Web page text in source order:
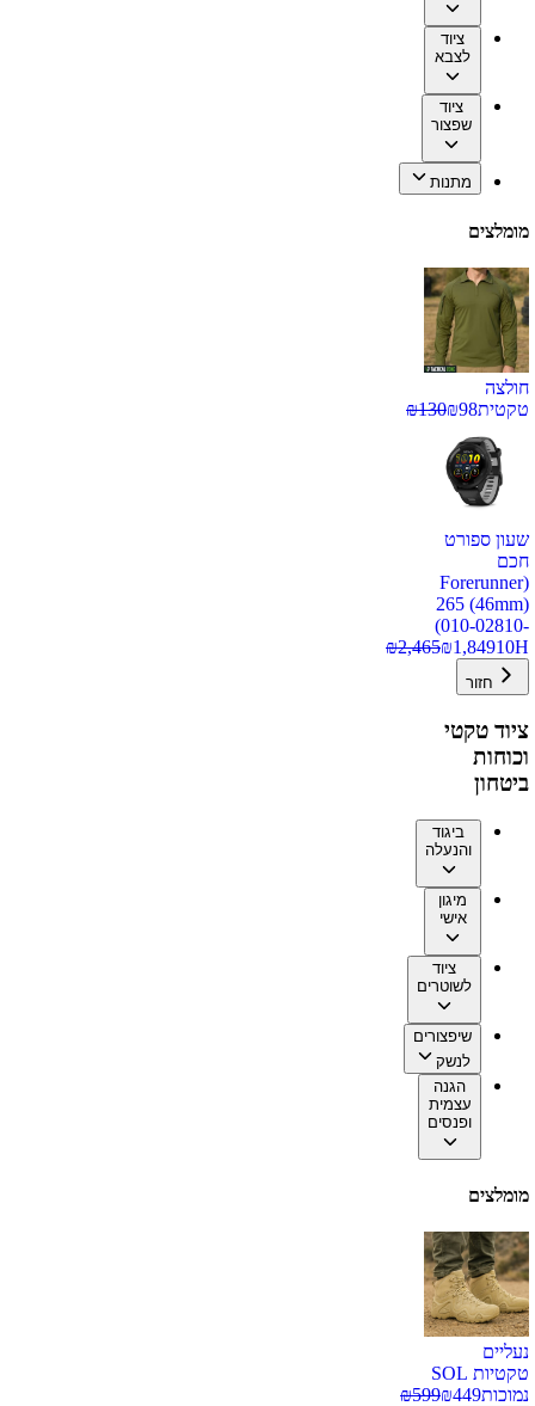
ציוד
לצבא
ציוד
שפצור
מתנות
מומלצים
חולצה
טקטית
₪98
₪130
שעון ספורט
חכם
(Forerunner
265 (46mm)
(010-02810-
10H
₪1,849
₪2,465
חזור
ציוד טקטי
וכוחות
ביטחון
ביגוד
והנעלה
מיגון
אישי
ציוד
לשוטרים
שיפצורים
לנשק
הגנה
עצמית
ופנסים
מומלצים
נעליים
טקטיות SOL
נמוכות
₪449
₪599